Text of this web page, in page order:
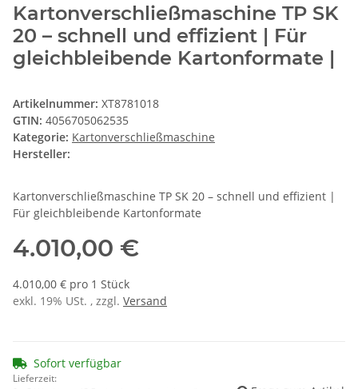
Kartonverschließmaschine TP SK
20 – schnell und effizient | Für
gleichbleibende Kartonformate |
Artikelnummer: XT8781018
GTIN: 4056705062535
Kategorie: Kartonverschließmaschine
Hersteller:
Kartonverschließmaschine TP SK 20 – schnell und effizient |
Für gleichbleibende Kartonformate
4.010,00 €
4.010,00 € pro 1 Stück
exkl. 19% USt. , zzgl. Versand
Sofort verfügbar
Lieferzeit: